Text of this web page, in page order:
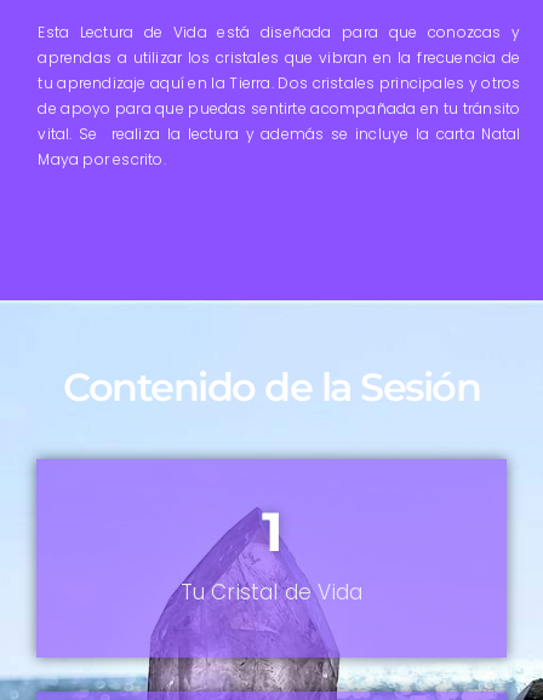
Esta Lectura de Vida está diseñada para que conozcas y
aprendas a utilizar los cristales que vibran en la frecuencia de
tu aprendizaje aquí en la Tierra. Dos cristales principales y otros
de apoyo para que puedas sentirte acompañada en tu tránsito
vital. Se realiza la lectura y además se incluye la carta Natal
Maya por escrito.
Contenido de la Sesión
1
Tu Cristal de Vida